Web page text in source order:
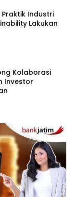
Industri
Lakukan
Kolaborasi
Investor